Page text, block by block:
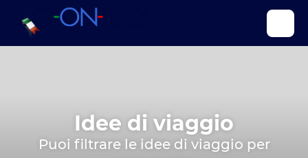
Idee di viaggio
Puoi filtrare le idee di viaggio per